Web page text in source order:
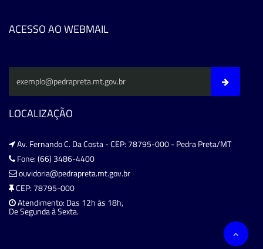
ACESSO AO WEBMAIL
LOCALIZAÇÃO
Av. Fernando C. Da Costa - CEP: 78795-000 - Pedra Preta/MT
Fone: (66) 3486-4400
ouvidoria@pedrapreta.mt.gov.br
CEP: 78795-000
Atendimento: Das 12h às 18h,
De Segunda à Sexta.